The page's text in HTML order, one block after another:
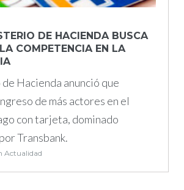
DE HACIENDA BUSCA
COMPETENCIA EN LA
Hacienda anunció que
de más actores en el
con tarjeta, dominado
Transbank.
Actualidad